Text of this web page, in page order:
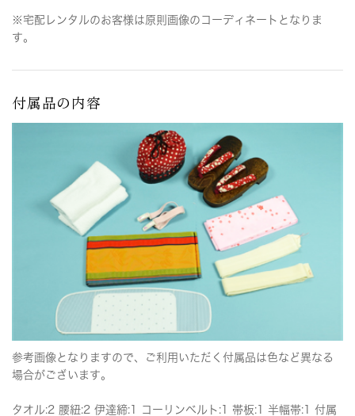
※宅配レンタルのお客様は原則画像のコーディネートとなりま
す。
付属品の内容
参考画像となりますので、ご利用いただく付属品は色など異なる
場合がございます。
タオル:2 腰紐:2 伊達締:1 コーリンベルト:1 帯板:1 半幅帯:1 付属